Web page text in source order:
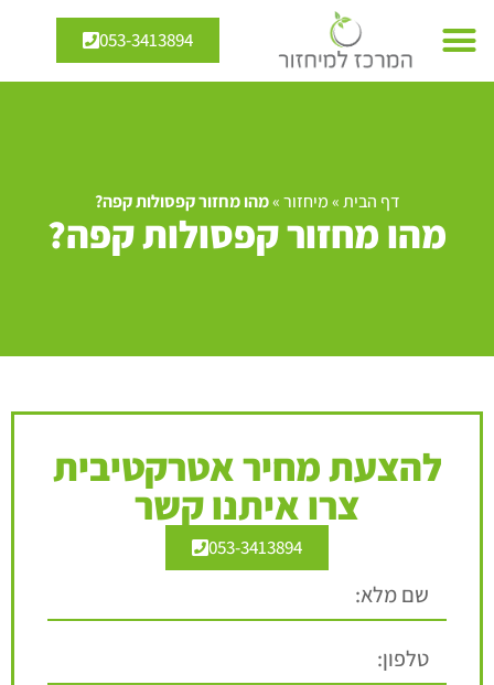
053-3413894
דף הבית»מיחזור»מהו מחזור קפסולות קפה?
מהו מחזור קפסולות קפה?
להצעת מחיר אטרקטיבית
צרו איתנו קשר
053-3413894